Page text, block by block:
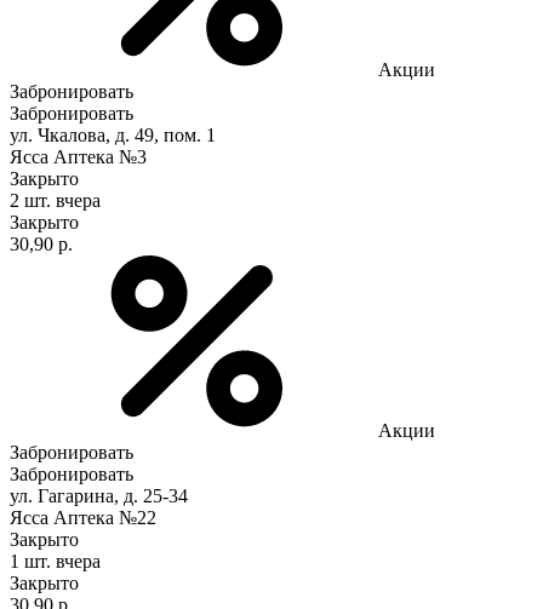
Акции
Забронировать
Забронировать
ул. Чкалова, д. 49, пом. 1
Ясса Аптека №3
Закрыто
2 шт. вчера
Закрыто
30,90 р.
Акции
Забронировать
Забронировать
ул. Гагарина, д. 25-34
Ясса Аптека №22
Закрыто
1 шт. вчера
Закрыто
30,90 р.